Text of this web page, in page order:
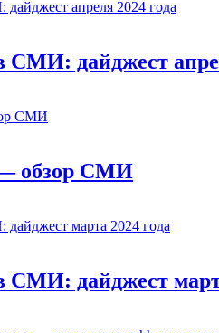
СМИ: дайджест
обзор СМИ
СМИ: дайджест